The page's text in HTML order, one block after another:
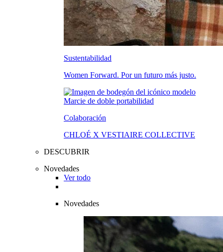
Sustentabilidad
Women Forward. Por un futuro más justo.
Colaboración
CHLOÉ X VESTIAIRE COLLECTIVE
DESCUBRIR
Novedades
Ver todo
Novedades